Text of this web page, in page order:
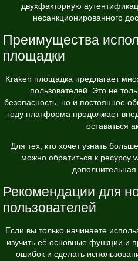
двухфакторную
несанкционированного
Преимущества
площадки
Kraken площадка предлагает
пользователей. Это не
безопасность, но и постоянное
году платформа продолжает
оставаться
Для тех, кто хочет узнать
можно обратиться к ресурсу
Рекомендации для
пользователей
Если вы только начинаете
изучить её основные функции и
ошибок и сделать